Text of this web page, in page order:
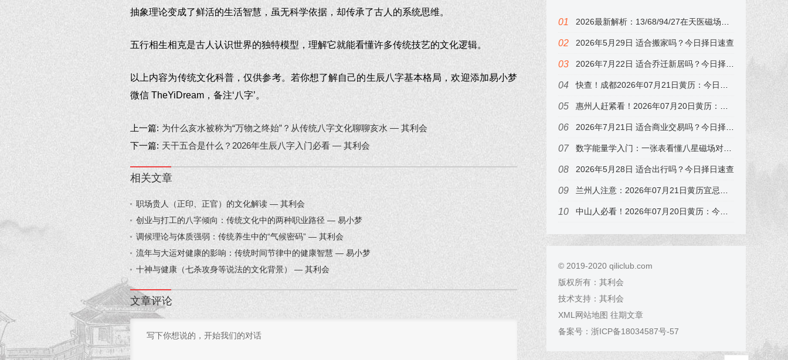
抽象理论变成了鲜活的生活智慧，虽无科学依据，却传承了古人的系统思维。
五行相生相克是古人认识世界的独特模型，理解它就能看懂许多传统技艺的文化逻辑。
以上内容为传统文化科普，仅供参考。若你想了解自己的生辰八字基本格局，欢迎添加易小梦
微信 TheYiDream，备注‘八字’。
上一篇: 为什么亥水被称为“万物之终始”？从传统八字文化聊聊亥水 — 其利会
下一篇: 天干五合是什么？2026年生辰八字入门必看 — 其利会
相关文章
职场贵人（正印、正官）的文化解读 — 其利会
创业与打工的八字倾向：传统文化中的两种职业路径 — 易小梦
调候理论与体质强弱：传统养生中的“气候密码” — 其利会
流年与大运对健康的影响：传统时间节律中的健康智慧 — 易小梦
十神与健康（七杀攻身等说法的文化背景） — 其利会
文章评论
2026最新解析：13/68/94/27在天医磁场中的财运表现，别忽视！
2026年5月29日 适合搬家吗？今日择日速查
2026年7月22日 适合乔迁新居吗？今日择日速查，属龙的注意
快查！成都2026年07月21日黄历：今日吉时在子时，错过可惜
惠州人赶紧看！2026年07月20日黄历：冲鸡煞西，这3个时辰要避开
2026年7月21日 适合商业交易吗？今日择日速查，属兔的注意
数字能量学入门：一张表看懂八星磁场对财运、事业、感情、健康的影响（附真实手机号案例）
2026年5月28日 适合出行吗？今日择日速查
兰州人注意：2026年07月21日黄历宜忌早知道，尤其属狗的
中山人必看！2026年07月20日黄历：今天开业选几点？吉时表
© 2019-2020 qiliclub.com
版权所有： 其利会
技术支持： 其利会
XML网站地图 往期文章
备案号： 浙ICP备18034587号-57